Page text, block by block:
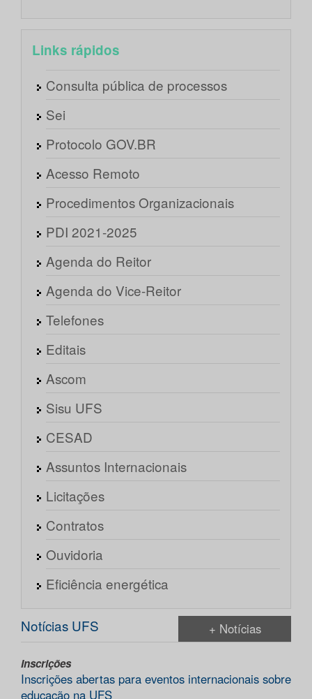
Links rápidos
Consulta pública de processos
Sei
Protocolo GOV.BR
Acesso Remoto
Procedimentos Organizacionais
PDI 2021-2025
Agenda do Reitor
Agenda do Vice-Reitor
Telefones
Editais
Ascom
Sisu UFS
CESAD
Assuntos Internacionais
Licitações
Contratos
Ouvidoria
Eficiência energética
Notícias UFS + Notícias
Inscrições
Inscrições abertas para eventos internacionais sobre
educação na UFS